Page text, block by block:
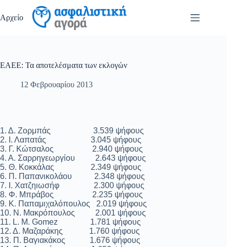
στο
περιεχόμενο
Αρχείο
ΕΑΕΕ: Τα αποτελέσματα των εκλογών
12 Φεβρουαρίου 2013
1. Δ. Ζορμπάς 3.539 ψήφους
2. Ι. Λαπατάς 3.045 ψήφους
3. Γ. Κώτσαλος 2.940 ψήφους
4. Α. Σαρρηγεωργίου 2.643 ψήφους
5. Θ. Κοκκάλας 2.349 ψήφους
6. Π. Παπανικολάου 2.348 ψήφους
7. Ι. Χατζηιωσήφ 2.300 ψήφους
8. Φ. Μπράβος 2.235 ψήφους
9. Κ. Παπαμιχαλόπουλος 2.019 ψήφους
10. Ν. Μακρόπουλος 2.001 ψήφους
11. L. M. Gomez 1.781 ψήφους
12. Δ. Μαζαράκης 1.760 ψήφους
13. Π. Βαγιακάκος 1.676 ψήφους